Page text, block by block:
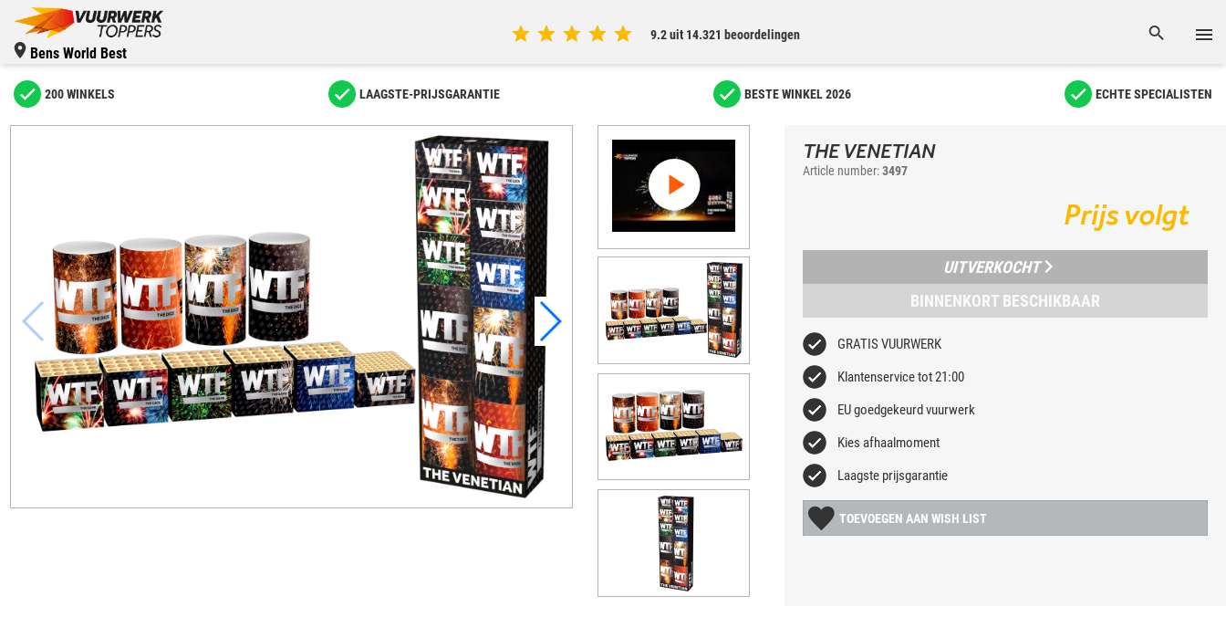
Bens World Best
9.2 uit 14.321 beoordelingen
200 WINKELS LAAGSTE-PRIJSGARANTIE BESTE WINKEL 2026 ECHTE SPECIALISTEN
THE VENETIAN
Article number:3497
Prijs volgt
UITVERKOCHT
BINNENKORT BESCHIKBAAR
GRATIS VUURWERK
Klantenservice tot 21:00
EU goedgekeurd vuurwerk
Kies afhaalmoment
Laagste prijsgarantie
TOEVOEGEN AAN WISH LIST